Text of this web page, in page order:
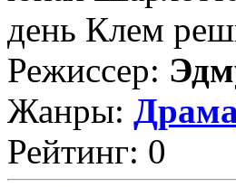
день Клем
Режиссер:
Жанры:
Рейтинг: 0